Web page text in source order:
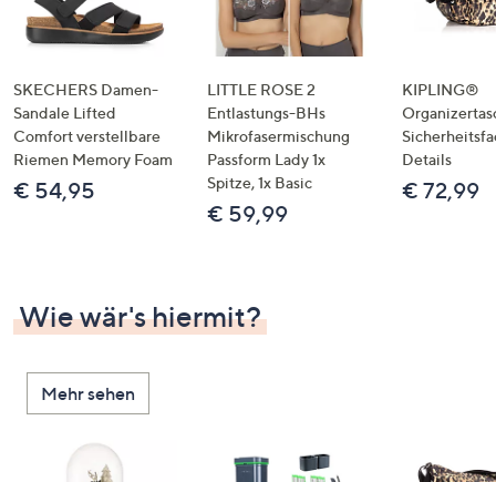
SKECHERS Damen-
Sandale Lifted
Comfort verstellbare
Riemen Memory Foam
€ 54,95
LITTLE ROSE 2
Entlastungs-BHs
Mikrofasermischung
Passform Lady 1x
Spitze, 1x Basic
€ 59,99
KIPLING®
Details
€ 72,99
Wie wär's hiermit?
Mehr sehen